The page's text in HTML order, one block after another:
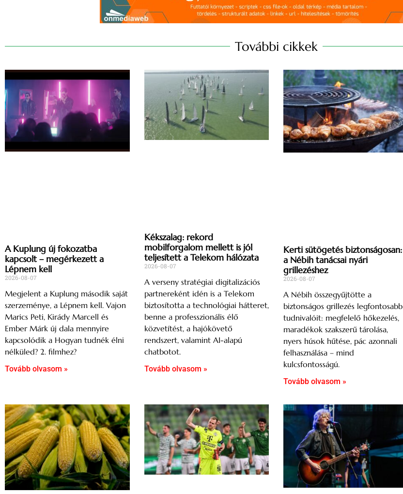
További cikkek
A Kuplung új fokozatba
kapcsolt – megérkezett a
Lépnem kell
2026-08-07
Megjelent a Kuplung második saját
szerzeménye, a Lépnem kell. Vajon
Marics Peti, Kirády Marcell és
Ember Márk új dala mennyire
kapcsolódik a Hogyan tudnék élni
nélküled? 2. filmhez?
Tovább olvasom »
Kékszalag: rekord
mobilforgalom mellett is jól
teljesített a Telekom hálózata
2026-08-07
A verseny stratégiai digitalizációs
partnereként idén is a Telekom
biztosította a technológiai hátteret,
benne a professzionális élő
közvetítést, a hajókövető
rendszert, valamint AI-alapú
chatbotot.
Tovább olvasom »
Kerti sütögetés biztonságosan:
a Nébih tanácsai nyári
grillezéshez
2026-08-07
A Nébih összegyűjtötte a
biztonságos grillezés legfontosabb
tudnivalóit: megfelelő hőkezelés,
maradékok szakszerű tárolása,
nyers húsok hűtése, pác azonnali
felhasználása – mind
kulcsfontosságú.
Tovább olvasom »